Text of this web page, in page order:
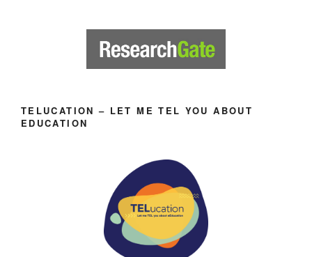
TELUCATION – LET ME TEL YOU ABOUT
EDUCATION